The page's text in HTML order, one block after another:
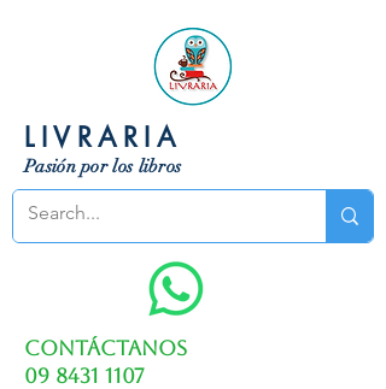
LIVRARIA
Pasión por los libros
Contáctanos
09 8431 1107